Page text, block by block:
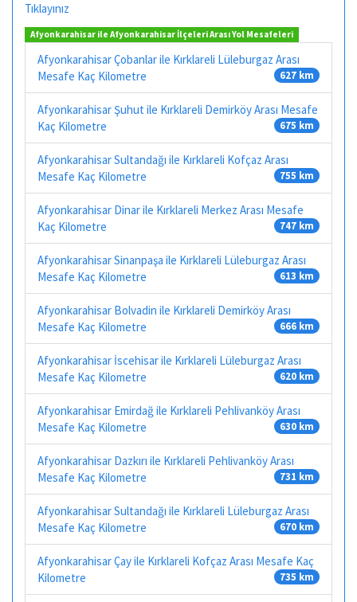
Tıklayınız
Afyonkarahisar ile Afyonkarahisar İlçeleri Arası Yol Mesafeleri
Afyonkarahisar Çobanlar ile Kırklareli Lüleburgaz Arası
Mesafe Kaç Kilometre
627 km
Afyonkarahisar Şuhut ile Kırklareli Demirköy Arası Mesafe
Kaç Kilometre
675 km
Afyonkarahisar Sultandağı ile Kırklareli Kofçaz Arası
Mesafe Kaç Kilometre
755 km
Afyonkarahisar Dinar ile Kırklareli Merkez Arası Mesafe
Kaç Kilometre
747 km
Afyonkarahisar Sinanpaşa ile Kırklareli Lüleburgaz Arası
Mesafe Kaç Kilometre
613 km
Afyonkarahisar Bolvadin ile Kırklareli Demirköy Arası
Mesafe Kaç Kilometre
666 km
Afyonkarahisar İscehisar ile Kırklareli Lüleburgaz Arası
Mesafe Kaç Kilometre
620 km
Afyonkarahisar Emirdağ ile Kırklareli Pehlivanköy Arası
Mesafe Kaç Kilometre
630 km
Afyonkarahisar Dazkırı ile Kırklareli Pehlivanköy Arası
Mesafe Kaç Kilometre
731 km
Afyonkarahisar Sultandağı ile Kırklareli Lüleburgaz Arası
Mesafe Kaç Kilometre
670 km
Afyonkarahisar Çay ile Kırklareli Kofçaz Arası Mesafe Kaç
Kilometre
735 km